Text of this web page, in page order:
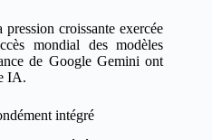
croissante exercée
mondial des modèles
de Google Gemini ont
IA.
intégré